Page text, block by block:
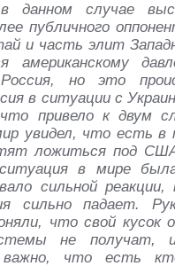
в данном случае
публичного
и часть элит
американскому
но это
в ситуации с
привело к двум
увидел, что есть в
ложиться под
ситуация в мире
сильной реакции,
сильно падает.
что свой кусок
не получат,
важно, что есть